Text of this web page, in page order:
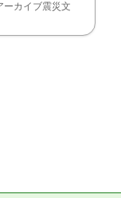
ーカイブ震災文